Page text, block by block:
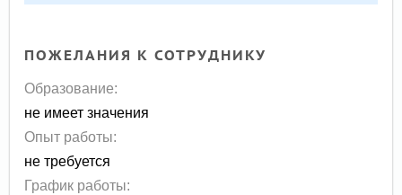
ПОЖЕЛАНИЯ К СОТРУДНИКУ
Образование:
не имеет значения
Опыт работы:
не требуется
График работы: